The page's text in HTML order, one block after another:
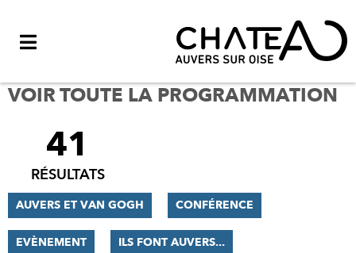
VOIR TOUTE LA PROGRAMMATION
FILTRER
RÉSULTATS
41
RÉSULTATS
AUVERS ET VAN GOGH CONFÉRENCE
EVÈNEMENT ILS FONT AUVERS...